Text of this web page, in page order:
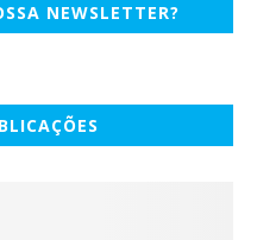
NEWSLETTER?